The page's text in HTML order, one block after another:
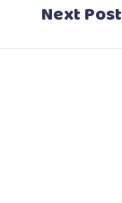
Next Post